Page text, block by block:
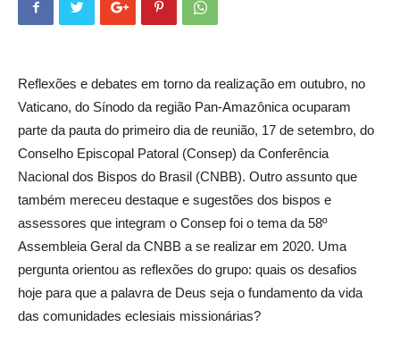
Reflexões e debates em torno da realização em outubro, no
Vaticano, do Sínodo da região Pan-Amazônica ocuparam
parte da pauta do primeiro dia de reunião, 17 de setembro, do
Conselho Episcopal Patoral (Consep) da Conferência
Nacional dos Bispos do Brasil (CNBB). Outro assunto que
também mereceu destaque e sugestões dos bispos e
assessores que integram o Consep foi o tema da 58º
Assembleia Geral da CNBB a se realizar em 2020. Uma
pergunta orientou as reflexões do grupo: quais os desafios
hoje para que a palavra de Deus seja o fundamento da vida
das comunidades eclesiais missionárias?